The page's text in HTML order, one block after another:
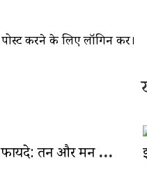
पोस्ट करने के लिएलॉगिनकरें।
गले लगने के ये 7 अद्भुत फायदे: तन और मन दोनों रहेंगे तंदुरुस्त